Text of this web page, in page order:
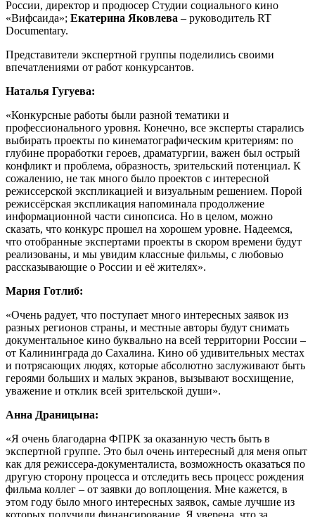
России, директор и продюсер Студии социального кино
«Вифсаида»; Екатерина Яковлева – руководитель RT
Documentary.
Представители экспертной группы поделились своими
впечатлениями от работ конкурсантов.
Наталья Гугуева:
«Конкурсные работы были разной тематики и
профессионального уровня. Конечно, все эксперты старались
выбирать проекты по кинематографическим критериям: по
глубине проработки героев, драматургии, важен был острый
конфликт и проблема, образность, зрительский потенциал. К
сожалению, не так много было проектов с интересной
режиссерской экспликацией и визуальным решением. Порой
режиссёрская экспликация напоминала продолжение
информационной части синопсиса. Но в целом, можно
сказать, что конкурс прошел на хорошем уровне. Надеемся,
что отобранные экспертами проекты в скором времени будут
реализованы, и мы увидим классные фильмы, с любовью
рассказывающие о России и её жителях».
Мария Готлиб:
«Очень радует, что поступает много интересных заявок из
разных регионов страны, и местные авторы будут снимать
документальное кино буквально на всей территории России –
от Калининграда до Сахалина. Кино об удивительных местах
и потрясающих людях, которые абсолютно заслуживают быть
героями больших и малых экранов, вызывают восхищение,
уважение и отклик всей зрительской души».
Анна Драницына:
«Я очень благодарна ФПРК за оказанную честь быть в
экспертной группе. Это был очень интересный для меня опыт
как для режиссера-документалиста, возможность оказаться по
другую сторону процесса и отследить весь процесс рождения
фильма коллег – от заявки до воплощения. Мне кажется, в
этом году было много интересных заявок, самые лучшие из
которых получили финансирование. Я уверена, что за